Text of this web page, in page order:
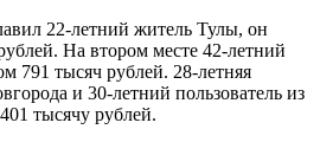
22-летний житель Тулы, он
На втором месте 42-летний
791 тысяч рублей. 28-летняя
и 30-летний пользователь из
тысячу рублей.